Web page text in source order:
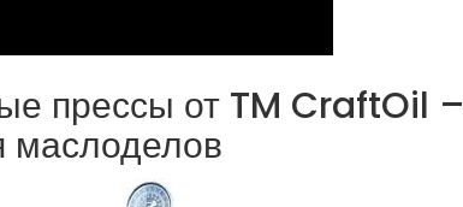
прессы от TM CraftOil –
маслоделов